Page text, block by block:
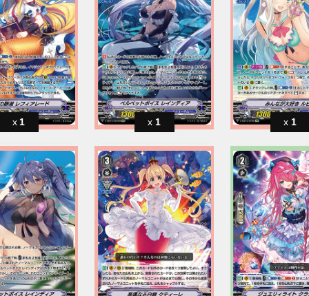
1 1 1